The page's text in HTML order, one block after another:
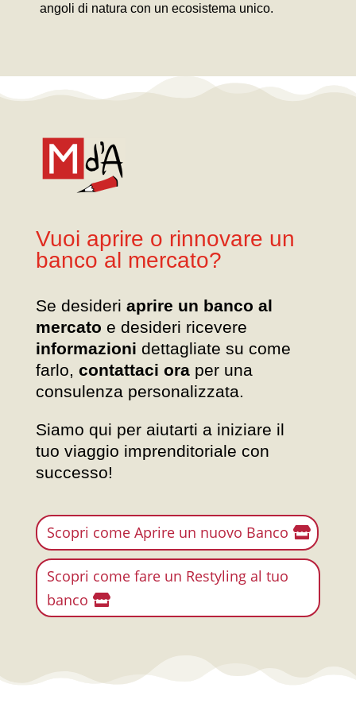
angoli di natura con un ecosistema unico.
Vuoi aprire o rinnovare un
banco al mercato?
Se desideri aprire un banco al
mercato e desideri ricevere
informazioni dettagliate su come
farlo, contattaci oraper una
consulenza personalizzata.
Siamo qui per aiutarti a iniziare il
tuo viaggio imprenditoriale con
successo!
Scopri come Aprire un nuovo Banco
Scopri come fare un Restyling al tuo
banco